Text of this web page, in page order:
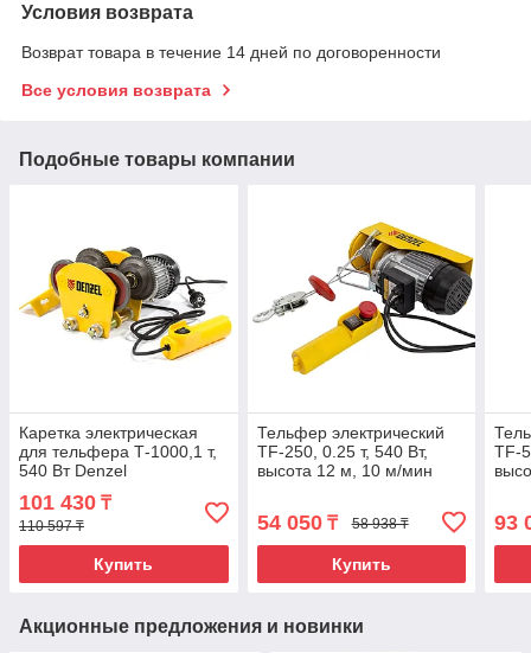
Условия возврата
Возврат товара в течение 14 дней по договоренности
Все условия возврата
Подобные товары компании
Каретка электрическая
для тельфера Т-1000,1 т,
540 Вт Denzel
101 430 ₸
110 597 ₸
Купить
Тельфер электрический
TF-250, 0.25 т, 540 Вт,
высота 12 м, 10 м/мин
54 050₸ 58 938 ₸
Купить
TF-
93
Акционные предложения и новинки